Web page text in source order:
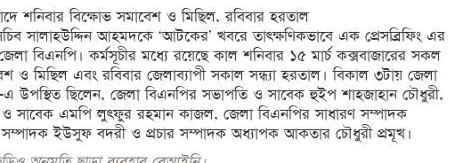
শনিবার বিক্ষোভ সমাবেশ ও মিছিল, রবিবার হরতাল
সালাহউদ্দিন আহমদকে ‘আটকের’ খবরে তাৎক্ষণিকভাবে এক প্রেসব্রিফিং এর
বিএনপি। কর্মসূচীর মধ্যে রয়েছে কাল শনিবার ১৫ মার্চ কক্সবাজারের সকল
মিছিল এবং রবিবার জেলাব্যাপী সকাল সন্ধ্যা হরতাল। বিকাল ৩টায় জেলা
এ উপস্থিত ছিলেন, জেলা বিএনপির সভাপতি ও সাবেক হুইপ শাহজাহান চৌধুরী,
ও সাবেক এমপি লুৎফুর রহমান কাজল, জেলা বিএনপির সাধারণ সম্পাদক
ইউসুফ বদরী ও প্রচার সম্পাদক অধ্যাপক আকতার চৌধুরী প্রমূখ।